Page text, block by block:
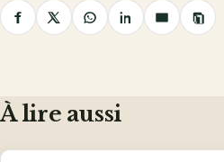
PartagerPartagerPartagerPartagerPartager
Copier
le
À lire aussi